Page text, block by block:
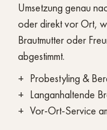
Umsetzung genau
oder direkt vor Ort,
Brautmutter oder
abgestimmt.
Probestyling &
Langanhaltende
Vor-Ort-Service